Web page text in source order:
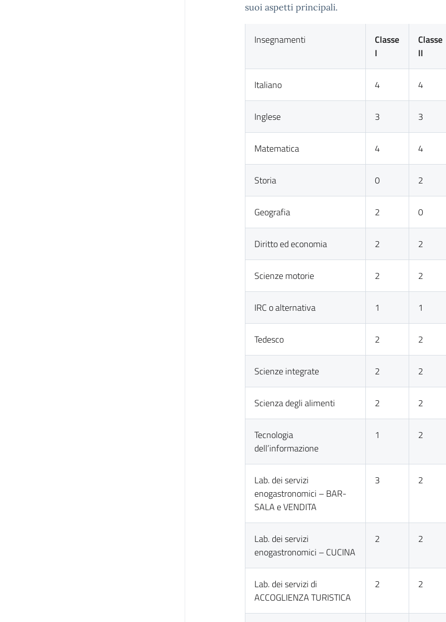
suoi aspetti principali.
Insegnamenti
Classe
I
Classe
II
Italiano 4 4
Inglese 3 3
Matematica 4 4
Storia 0 2
Geografia 2 0
Diritto ed economia 2 2
Scienze motorie 2 2
IRC o alternativa 1 1
Tedesco 2 2
Scienze integrate 2 2
Scienza degli alimenti 2 2
Tecnologia
dell’informazione
1 2
Lab. dei servizi
enogastronomici – BAR-
SALA e VENDITA
3 2
Lab. dei servizi
enogastronomici – CUCINA
2 2
Lab. dei servizi di
ACCOGLIENZA TURISTICA
2 2